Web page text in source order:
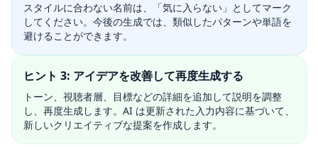
スタイルに合わない名前は、「気に入らない」としてマーク
してください。今後の生成では、類似したパターンや単語を
避けることができます。
ヒント 3: アイデアを改善して再度生成する
トーン、視聴者層、目標などの詳細を追加して説明を調整
し、再度生成します。AI は更新された入力内容に基づいて、
新しいクリエイティブな提案を作成します。